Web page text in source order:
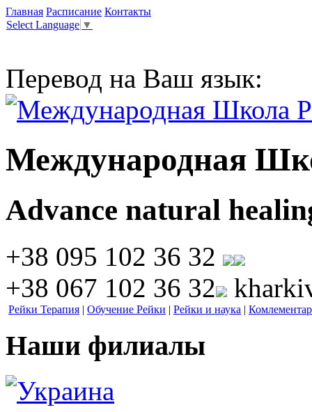
Главная Расписание Контакты
Select Language ▼
Перевод на Ваш язык:
Международная
Advance natural
+38 095 102 36 32
+38 067 102 36 32
Рейки Терапия | Обучение Рейки | Рейки и наука |
Наши филиалы